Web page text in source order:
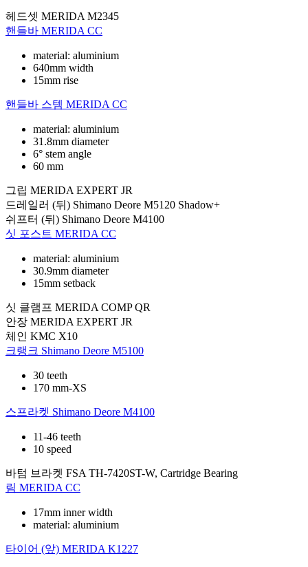
헤드셋 MERIDA M2345
핸들바 MERIDA CC
material: aluminium
640mm width
15mm rise
핸들바 스템 MERIDA CC
material: aluminium
31.8mm diameter
6° stem angle
60 mm
그립 MERIDA EXPERT JR
드레일러 (뒤) Shimano Deore M5120 Shadow+
쉬프터 (뒤) Shimano Deore M4100
싯 포스트 MERIDA CC
material: aluminium
30.9mm diameter
15mm setback
싯 클램프 MERIDA COMP QR
안장 MERIDA EXPERT JR
체인 KMC X10
크랭크 Shimano Deore M5100
30 teeth
170 mm-XS
스프라켓 Shimano Deore M4100
11-46 teeth
10 speed
바텀 브라켓 FSA TH-7420ST-W, Cartridge Bearing
림 MERIDA CC
17mm inner width
material: aluminium
타이어 (앞) MERIDA K1227